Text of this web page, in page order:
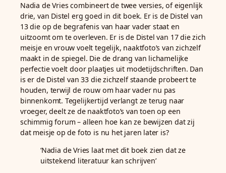
Nadia de Vries combineert de twee versies, of eigenlijk
drie, van Distel erg goed in dit boek. Er is de Distel van
13 die op de begrafenis van haar vader staat en
uitzoomt om te overleven. Er is de Distel van 17 die zich
meisje en vrouw voelt tegelijk, naaktfoto’s van zichzelf
maakt in de spiegel. Die de drang van lichamelijke
perfectie voelt door plaatjes uit modetijdschriften. Dan
is er de Distel van 33 die zichzelf staande probeert te
houden, terwijl de rouw om haar vader nu pas
binnenkomt. Tegelijkertijd verlangt ze terug naar
vroeger, deelt ze de naaktfoto’s van toen op een
schimmig forum – alleen hoe kan ze bewijzen dat zij
dat meisje op de foto is nu het jaren later is?
‘Nadia de Vries laat met dit boek zien dat ze
uitstekend literatuur kan schrijven’